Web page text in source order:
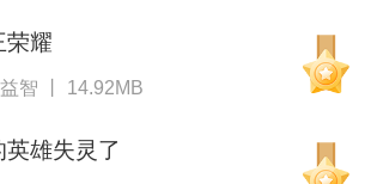
荣耀
智 丨 14.92MB
英雄失灵了